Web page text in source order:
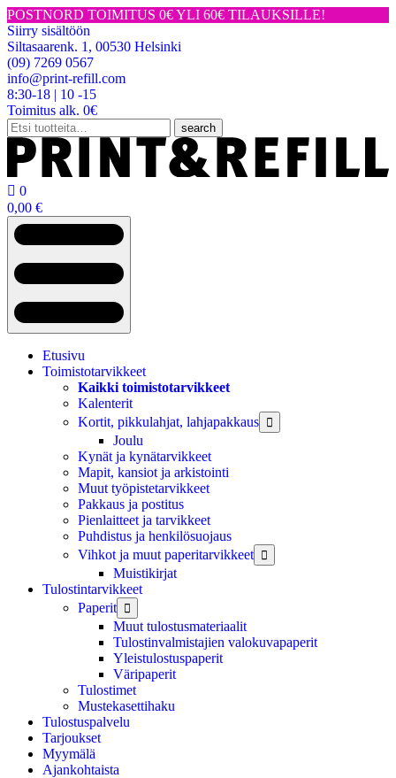
POSTNORD TOIMITUS 0€ YLI 60€ TILAUKSILLE!
Siirry sisältöön
Siltasaarenk. 1, 00530 Helsinki
(09) 7269 0567
info@print-refill.com
8:30-18 | 10 -15
Toimitus alk. 0€
Etsi:
search
 0
0,00 €
Etusivu
Toimistotarvikkeet
Kaikki toimistotarvikkeet
Kalenterit
Kortit, pikkulahjat, lahjapakkaus

Joulu
Kynät ja kynätarvikkeet
Mapit, kansiot ja arkistointi
Muut työpistetarvikkeet
Pakkaus ja postitus
Pienlaitteet ja tarvikkeet
Puhdistus ja henkilösuojaus
Vihkot ja muut paperitarvikkeet

Muistikirjat
Tulostintarvikkeet
Paperit

Muut tulostusmateriaalit
Tulostinvalmistajien valokuvapaperit
Yleistulostuspaperit
Väripaperit
Tulostimet
Mustekasettihaku
Tulostuspalvelu
Tarjoukset
Myymälä
Ajankohtaista